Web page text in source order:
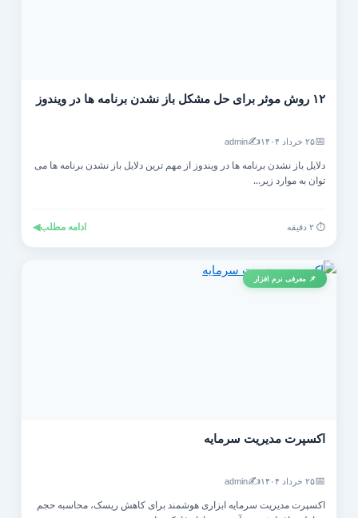
۱۲ روش موثر برای حل مشکل باز نشدن برنامه ها در ویندوز
۲۵ خرداد ۱۴۰۴ ✍️
admin
دلایل باز نشدن برنامه ها در ویندوز از مهم ترین دلایل باز نشدن برنامه ها می
توان به موارد زیر...
ادامه مطلب◀
📌 معرفی نرم افزار
اکسپرت مدیریت سرمایه
۲۵ خرداد ۱۴۰۴ ✍️
admin
اکسپرت مدیریت سرمایه ابزاری هوشمند برای کاهش ریسک، محاسبه حجم